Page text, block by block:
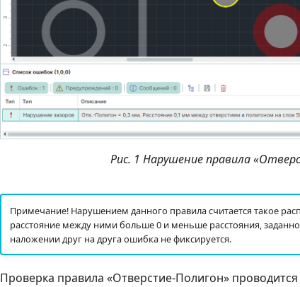
Рис. 1 Нарушение правила
Примечание! Нарушением данного правила считается такое
расстояние между ними больше 0 и меньше расстояния,
наложении друг на друга ошибка не фиксируется.
Проверка правила «Отверстие-Полигон»